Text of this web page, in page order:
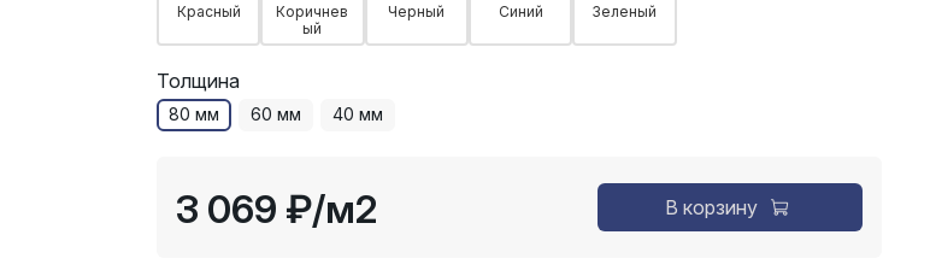
Красный
Коричнев
ый
Черный Синий Зеленый
Толщина
80 мм 60 мм 40 мм
3 069 ₽/м2 В корзину